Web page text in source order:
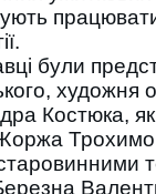
були
художня
Костюка,